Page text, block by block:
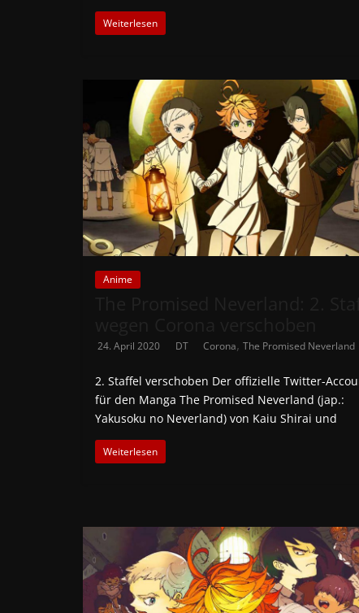
Weiterlesen
Anime
24. April 2020 DT Corona, The Promised Neverland
2. Staffel verschoben Der offizielle Twitter-
für den Manga The Promised Neverland (jap.:
Yakusoku no Neverland) von Kaiu Shirai und
Weiterlesen